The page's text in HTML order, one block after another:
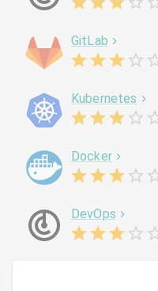
GitLab
Kubernetes
Docker
DevOps